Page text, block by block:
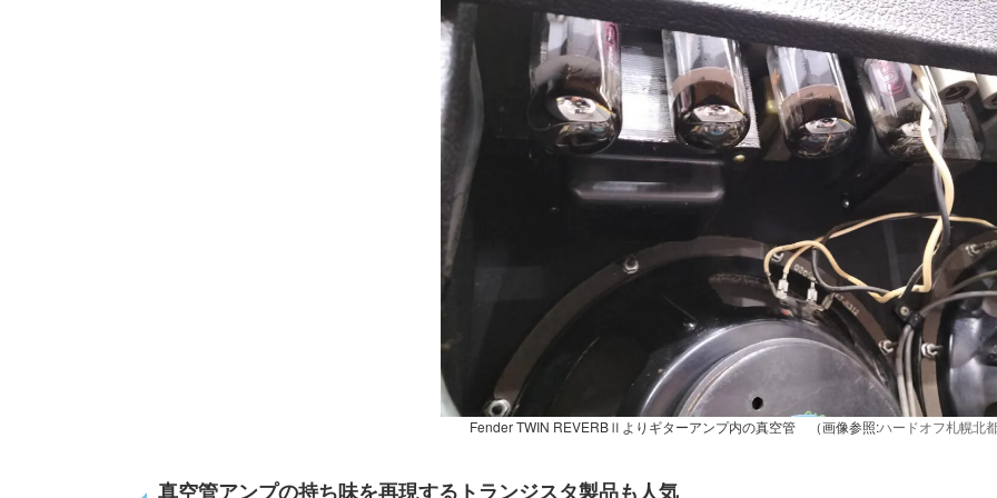
Fender TWIN REVERBⅡよりギターアンプ内の真空管 （画像参照:ハードオフ札幌北
真空管アンプの持ち味を再現するトランジスタ製品も人気